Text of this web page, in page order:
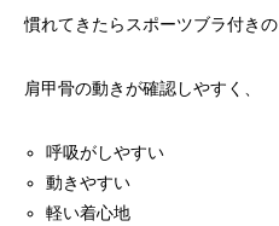
慣れてきたらスポーツブラ付き
肩甲骨の動きが確認しやすく、
呼吸がしやすい
動きやすい
軽い着心地